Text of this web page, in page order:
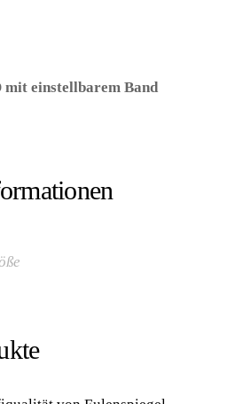
einstellbarem Band